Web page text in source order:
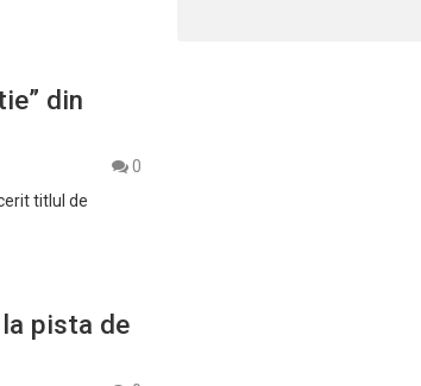
din
0
titlul de
pista de